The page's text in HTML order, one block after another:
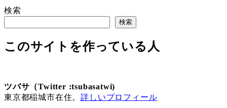
検索
検索
このサイトを作っている人
ツバサ（Twitter :tsubasatwi)
東京都稲城市在住。詳しいプロフィール